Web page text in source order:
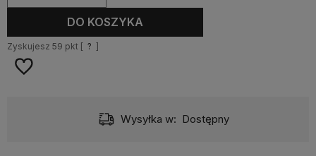
DO KOSZYKA
Zyskujesz 59 pkt [ ? ]
Wysyłka w: Dostępny